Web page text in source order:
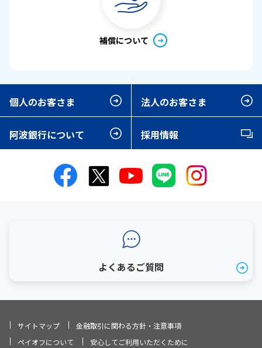
補償について
個人のお客さま 法人のお客さま
阿波銀行について 採用情報
よくあるご質問
サイトマップ
金融取引に関わる方針・注意事項
ペイオフについて
安心してご利用いただくために